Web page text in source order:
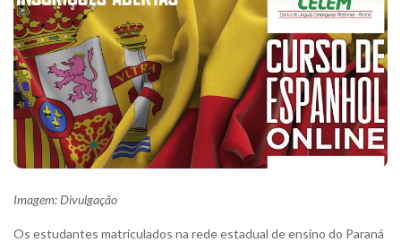
Imagem: Divulgação
Os estudantes matriculados na rede estadual de ensino do Paraná